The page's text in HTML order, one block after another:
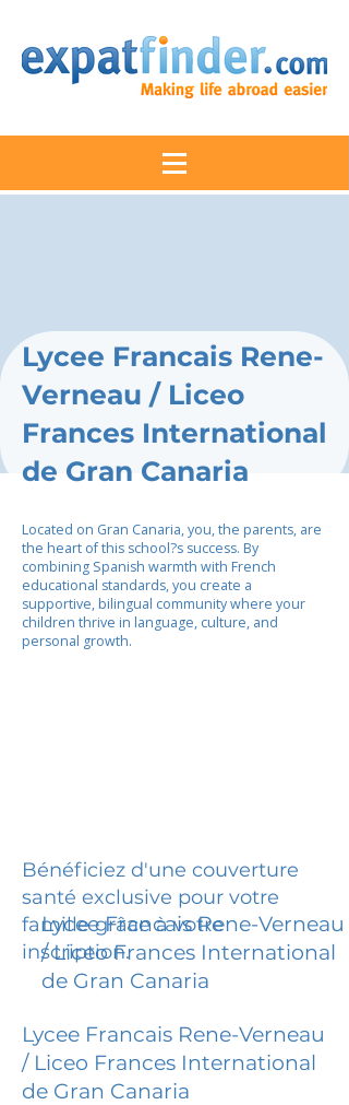
Lycee Francais Rene-
Verneau / Liceo
Frances International
de Gran Canaria
Located on Gran Canaria, you, the parents, are
the heart of this school?s success. By
combining Spanish warmth with French
educational standards, you create a
supportive, bilingual community where your
children thrive in language, culture, and
personal growth.
Bénéficiez d'une couverture
santé exclusive pour votre
famille grâce à votre
inscription.
Lycee Francais Rene-Verneau
/ Liceo Frances International
de Gran Canaria
Lycee Francais Rene-Verneau
/ Liceo Frances International
de Gran Canaria